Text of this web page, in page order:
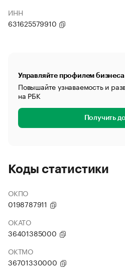
ИНН
631625579910
Управляйте профилем
Повышайте узнаваемость и
на РБК
Получить
Коды статистики
ОКПО
0198787911
ОКАТО
36401385000
ОКТМО
36701330000